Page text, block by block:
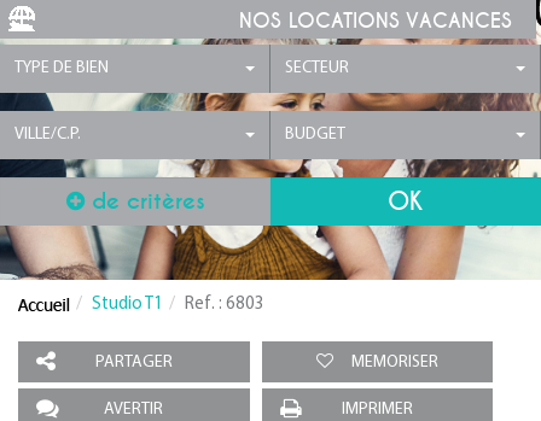
NOS LOCATIONS VACANCES
TYPE DE BIEN SECTEUR
VILLE/C.P. BUDGET
de critères
Studio T1 Ref. : 6803
PARTAGER MEMORISER
AVERTIR IMPRIMER